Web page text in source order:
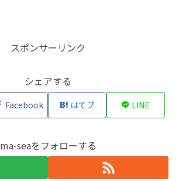
スポンサーリンク
シェアする
Facebook はてブ LINE
ma-seaをフォローする